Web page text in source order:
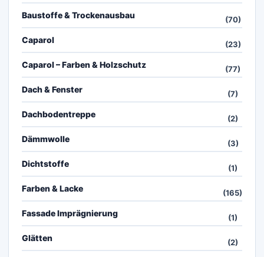
Baustoffe & Trockenausbau (70)
Caparol (23)
Caparol – Farben & Holzschutz (77)
Dach & Fenster (7)
Dachbodentreppe (2)
Dämmwolle (3)
Dichtstoffe (1)
Farben & Lacke (165)
Fassade Imprägnierung (1)
Glätten (2)